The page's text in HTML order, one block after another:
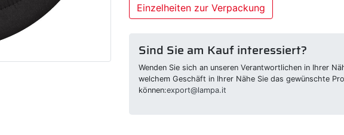
Einzelheiten zur Verpackung
Sind Sie am Kauf interessiert?
Wenden Sie sich an unseren Verantwortlichen in Ihrer
welchem Geschäft in Ihrer Nähe Sie das gewünschte
können:export@lampa.it